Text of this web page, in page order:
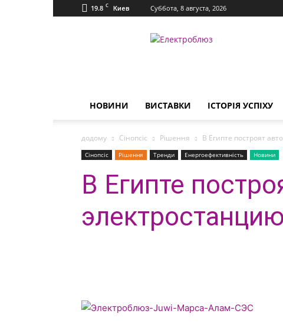
19.8 C Киев Суббота, 8 августа, 2026
Електроблюз
НОВИНИ ВИСТАВКИ ІСТОРІЯ УСПІХУ
додому Сінопсіс Рішення В Египте построят
Сінопсіс Рішення Тренди Енергоефективність Новини
В Египте
электростанцию